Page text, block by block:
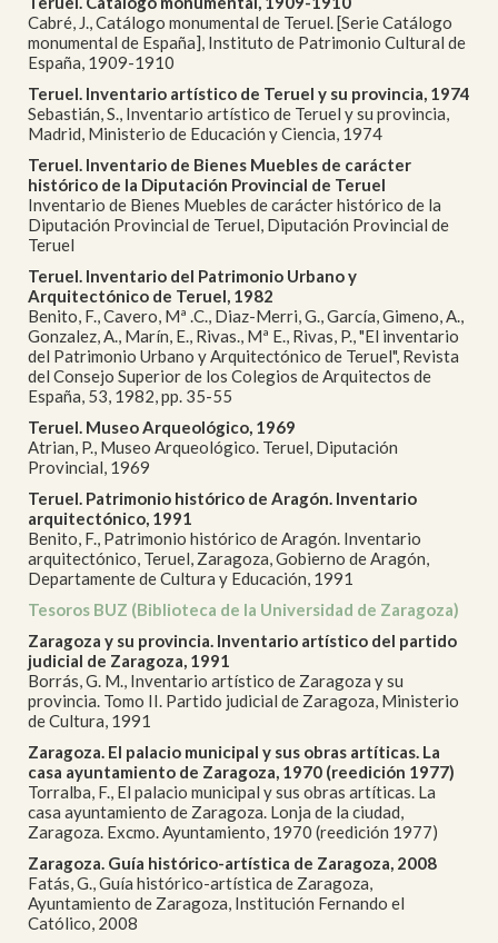
Cabré, J., Catálogo monumental de Teruel. [Serie Catálogo
monumental de España], Instituto de Patrimonio Cultural de
España, 1909-1910
Teruel. Inventario artístico de Teruel y su provincia, 1974
Sebastián, S., Inventario artístico de Teruel y su provincia,
Madrid, Ministerio de Educación y Ciencia, 1974
Teruel. Inventario de Bienes Muebles de carácter
histórico de la Diputación Provincial de Teruel
Inventario de Bienes Muebles de carácter histórico de la
Diputación Provincial de Teruel, Diputación Provincial de
Teruel
Teruel. Inventario del Patrimonio Urbano y
Arquitectónico de Teruel, 1982
Benito, F., Cavero, Mª .C., Diaz-Merri, G., García, Gimeno, A.,
Gonzalez, A., Marín, E., Rivas., Mª E., Rivas, P., "El inventario
del Patrimonio Urbano y Arquitectónico de Teruel", Revista
del Consejo Superior de los Colegios de Arquitectos de
España, 53, 1982, pp. 35-55
Teruel. Museo Arqueológico, 1969
Atrian, P., Museo Arqueológico. Teruel, Diputación
Provincial, 1969
Teruel. Patrimonio histórico de Aragón. Inventario
arquitectónico, 1991
Benito, F., Patrimonio histórico de Aragón. Inventario
arquitectónico, Teruel, Zaragoza, Gobierno de Aragón,
Departamente de Cultura y Educación, 1991
Tesoros BUZ (Biblioteca de la Universidad de Zaragoza)
Zaragoza y su provincia. Inventario artístico del partido
judicial de Zaragoza, 1991
Borrás, G. M., Inventario artístico de Zaragoza y su
provincia. Tomo II. Partido judicial de Zaragoza, Ministerio
de Cultura, 1991
Zaragoza. El palacio municipal y sus obras artíticas. La
casa ayuntamiento de Zaragoza, 1970 (reedición 1977)
Torralba, F., El palacio municipal y sus obras artíticas. La
casa ayuntamiento de Zaragoza. Lonja de la ciudad,
Zaragoza. Excmo. Ayuntamiento, 1970 (reedición 1977)
Zaragoza. Guía histórico-artística de Zaragoza, 2008
Fatás, G., Guía histórico-artística de Zaragoza,
Ayuntamiento de Zaragoza, Institución Fernando el
Católico, 2008